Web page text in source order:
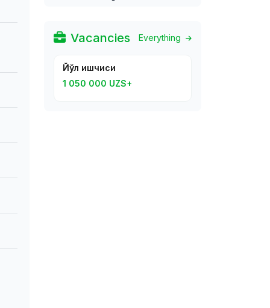
Vacancies Everything
Йўл ишчиси
1 050 000 UZS+